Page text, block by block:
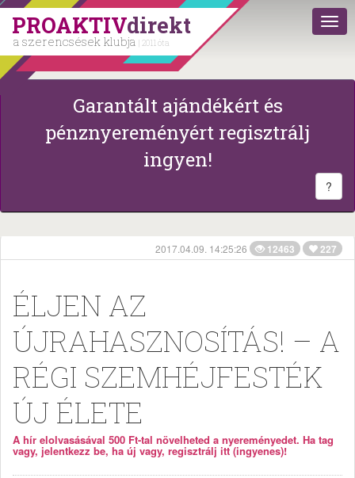
PROAKTIVdirekt
a szerencsések klubja | 2011 óta
Garantált ajándékért és
pénznyereményért regisztrálj
ingyen!
?
2017.04.09. 14:25:26 12463 227
ÉLJEN AZ
ÚJRAHASZNOSÍTÁS! – A
RÉGI SZEMHÉJFESTÉK
ÚJ ÉLETE
A hír elolvasásával 500 Ft-tal növelheted a nyereményedet. Ha tag
vagy, jelentkezz be, ha új vagy, regisztrálj itt (ingyenes)!